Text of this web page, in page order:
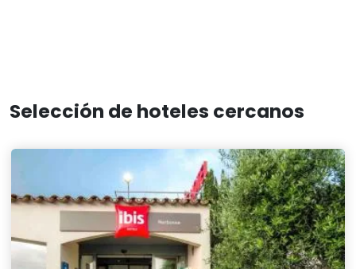
Selección de hoteles cercanos